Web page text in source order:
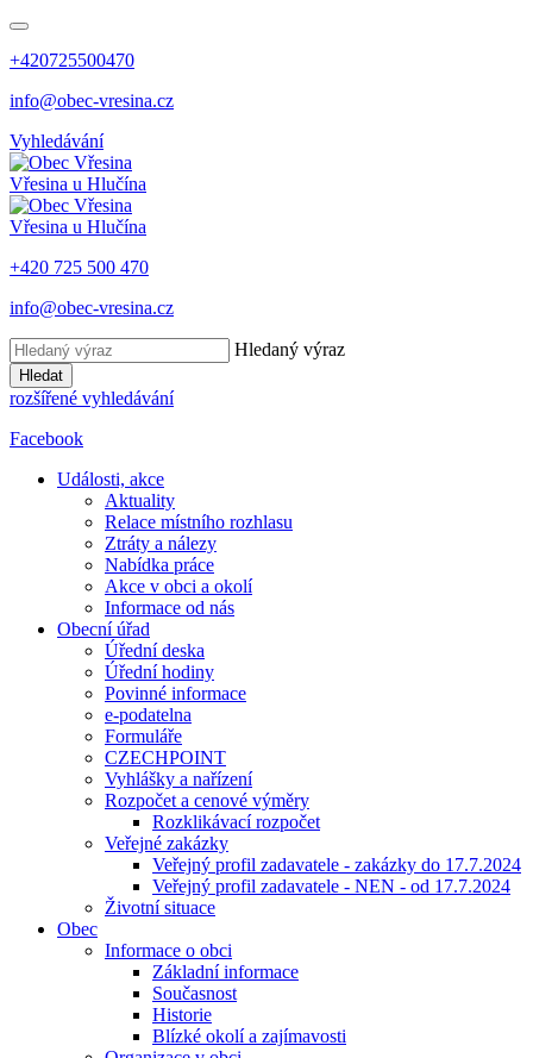
+420725500470
info@obec-vresina.cz
Vyhledávání
Vřesina u Hlučína
Vřesina u Hlučína
+420 725 500 470
info@obec-vresina.cz
Hledaný výraz
Hledat
rozšířené vyhledávání
Facebook
Události, akce
Aktuality
Relace místního rozhlasu
Ztráty a nálezy
Nabídka práce
Akce v obci a okolí
Informace od nás
Obecní úřad
Úřední deska
Úřední hodiny
Povinné informace
e-podatelna
Formuláře
CZECHPOINT
Vyhlášky a nařízení
Rozpočet a cenové výměry
Rozklikávací rozpočet
Veřejné zakázky
Veřejný profil zadavatele - zakázky do 17.7.2024
Veřejný profil zadavatele - NEN - od 17.7.2024
Životní situace
Obec
Informace o obci
Základní informace
Současnost
Historie
Blízké okolí a zajímavosti